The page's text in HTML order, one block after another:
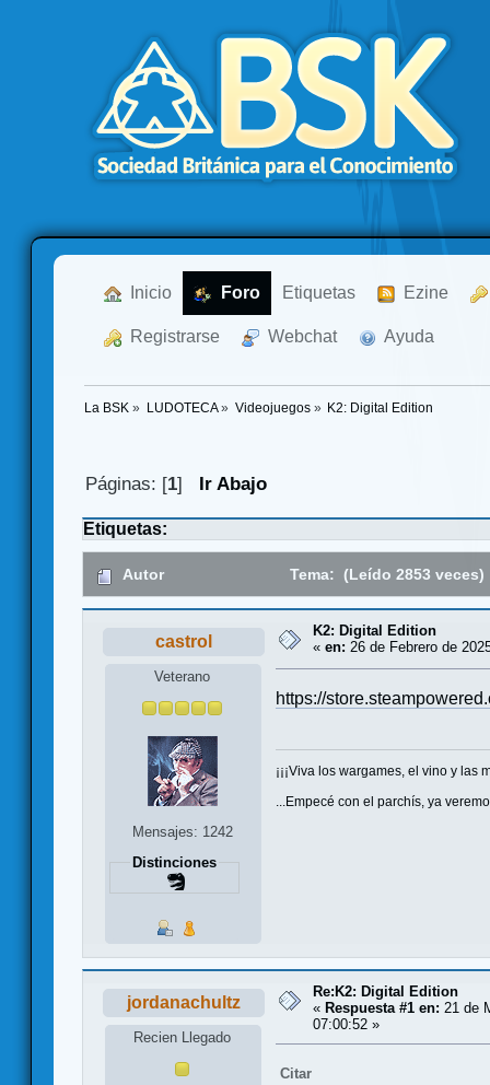
Inicio Foro Etiquetas Ezine
Registrarse Webchat Ayuda
La BSK » LUDOTECA» Videojuegos» K2: Digital Edition
Páginas: [1] Ir Abajo
Etiquetas:
Autor Tema: (Leído 2853 veces)
castrol
Veterano
Mensajes: 1242
Distinciones
K2: Digital Edition
« en: 26 de Febrero de
https://
¡¡¡Viva los wargames, el vino y las
...Empecé con el parchís, ya
jordanachultz
Recien Llegado
Re:K2: Digital Edition
« Respuesta #1 en: 21 de
07:00:52 »
Citar